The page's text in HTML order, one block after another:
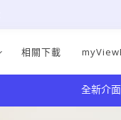
相關下載
全新介